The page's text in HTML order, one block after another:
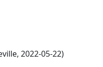
2022-05-22)